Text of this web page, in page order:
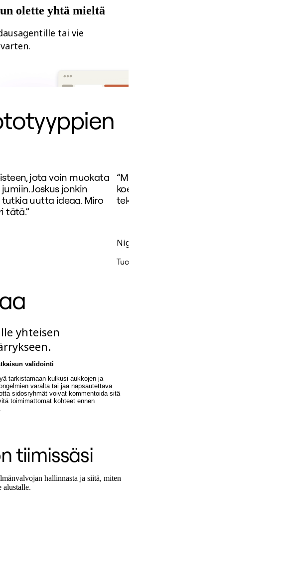
olette yhtä mieltä
tai vie
jota voin muokata
Joskus jonkin
uutta ideaa. Miro
tätä.”
”Mirosta on tullut yksi
koettamaan prototyyppien luontia ja
tekoälyominaisuuksia.”
Nigel Wilcocks
Tuotesuunnittelujohtaja, Nedbank
yhteisen
validointi
tarkistamaan kulkusi aukkojen ja
varalta tai jaa napsautettava
sidosryhmät voivat kommentoida sitä
toimimattomat kohteet ennen
tiimissäsi
hallinnasta ja siitä, miten
alustalle.